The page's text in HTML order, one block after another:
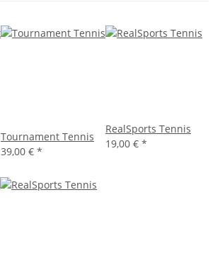
Tournament Tennis
39,00 € *
RealSports Tennis
19,00 € *